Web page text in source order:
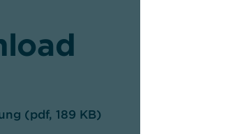
(pdf, 189 KB)